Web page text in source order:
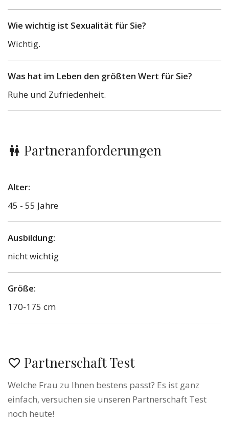
Wie wichtig ist Sexualität für Sie?
Wichtig.
Was hat im Leben den größten Wert für Sie?
Ruhe und Zufriedenheit.
Partneranforderungen
Alter:
45 - 55 Jahre
Ausbildung:
nicht wichtig
Größe:
170-175 cm
Partnerschaft Test
Welche Frau zu Ihnen bestens passt? Es ist ganz
einfach, versuchen sie unseren Partnerschaft Test
noch heute!